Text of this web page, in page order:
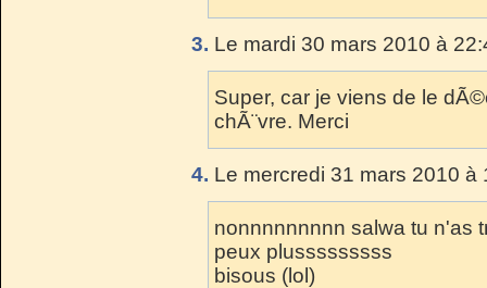
3. Le mardi 30 mars 2010 à
Super, car je viens de le
chÃ¨vre. Merci
4. Le mercredi 31 mars 2010
nonnnnnnnnn salwa tu n'as
peux plusssssssss
bisous (lol)